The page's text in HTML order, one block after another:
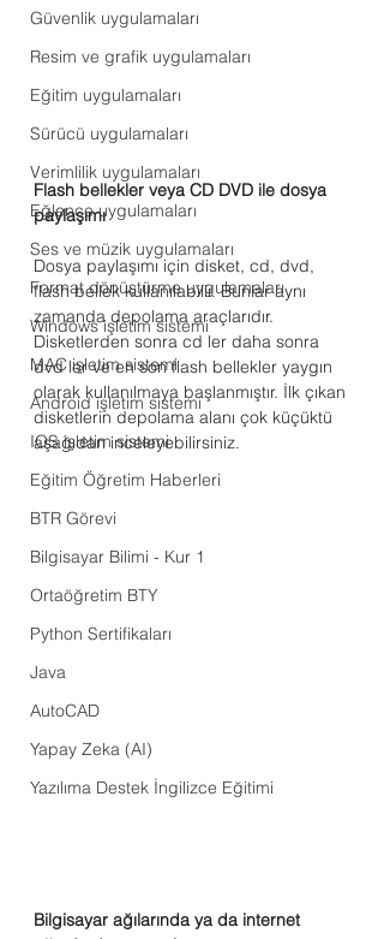
Güvenlik uygulamaları
Resim ve grafik uygulamaları
Eğitim uygulamaları
Sürücü uygulamaları
Verimlilik uygulamaları
Eğlence uygulamaları
Ses ve müzik uygulamaları
Format dönüştürme uygulamaları
Windows işletim sistemi
MAC işletim sistemi
Android işletim sistemi
IOS işletim sistemi
Eğitim Öğretim Haberleri
BTR Görevi
Bilgisayar Bilimi - Kur 1
Ortaöğretim BTY
Python Sertifikaları
Java
AutoCAD
Yapay Zeka (AI)
Yazılıma Destek İngilizce Eğitimi
Flash bellekler veya CD DVD ile dosya
paylaşımı
Dosya paylaşımı için disket, cd, dvd,
flash bellek kullanılabilir. Bunlar aynı
zamanda depolama araçlarıdır.
Disketlerden sonra cd ler daha sonra
dvd ler ve en son flash bellekler yaygın
olarak kullanılmaya başlanmıştır. İlk çıkan
disketlerin depolama alanı çok küçüktü
aşağıdan inceleyebilirsiniz.
Bilgisayar ağılarında ya da internet